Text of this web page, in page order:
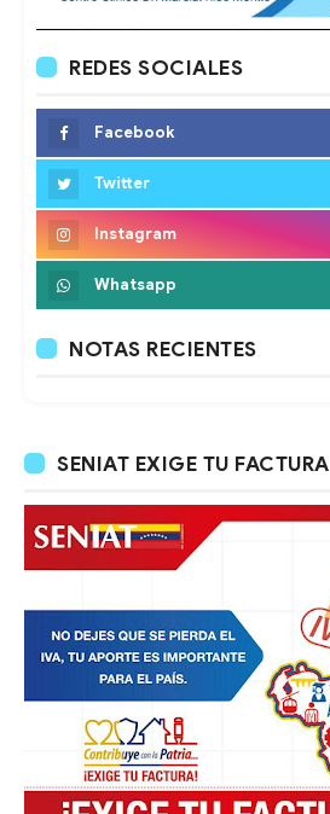
REDES SOCIALES
Facebook
Twitter
Instagram
Whatsapp
NOTAS RECIENTES
SENIAT EXIGE TU FACTURA